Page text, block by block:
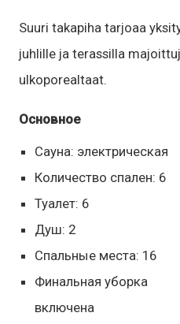
Suuri takapiha tarjoaa
juhlille ja terassilla
ulkoporealtaat.
Основное
Сауна: электрическая
Количество спален: 6
Туалет: 6
Душ: 2
Спальные места: 16
Финальная уборка
включена